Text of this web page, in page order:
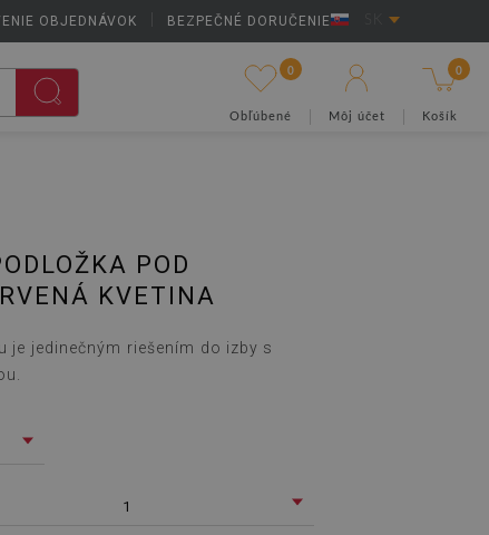
OBJEDNÁVOK BEZPEČNÉ DORUČENIE
0
Obľúbené Môj účet
0
Košík
POD
KVETINA
je jedinečným riešením do izby s
1